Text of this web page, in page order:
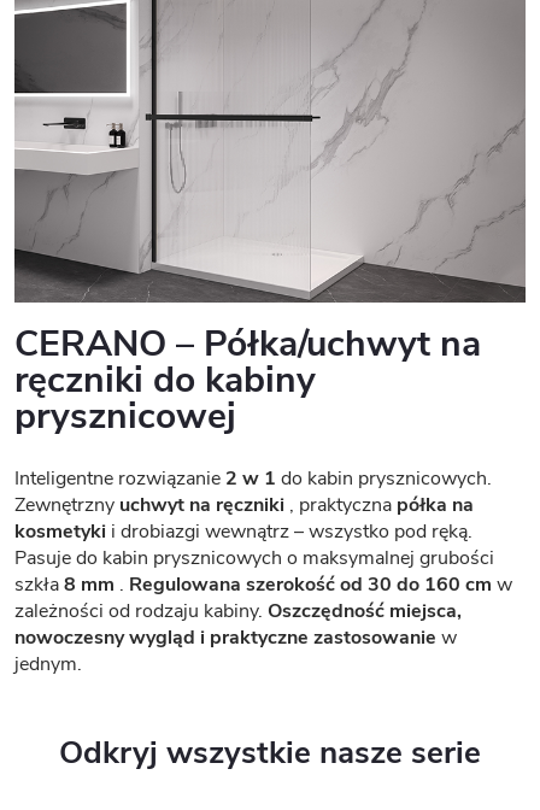
CERANO – Półka/uchwyt na
ręczniki do kabiny
prysznicowej
Inteligentne rozwiązanie 2 w 1 do kabin prysznicowych.
Zewnętrzny uchwyt na ręczniki , praktyczna półka na
kosmetyki i drobiazgi wewnątrz – wszystko pod ręką.
Pasuje do kabin prysznicowych o maksymalnej grubości
szkła8 mm . Regulowana szerokość od 30 do 160 cm w
zależności od rodzaju kabiny. Oszczędność miejsca,
nowoczesny wygląd i praktyczne zastosowanie w
jednym.
Odkryj wszystkie nasze serie